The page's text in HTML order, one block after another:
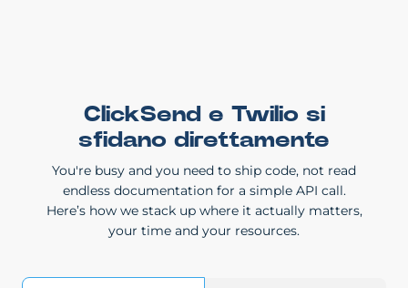
ClickSend e Twilio si
sfidano direttamente
You're busy and you need to ship code, not read
endless documentation for a simple API call.
Here’s how we stack up where it actually matters,
your time and your resources.